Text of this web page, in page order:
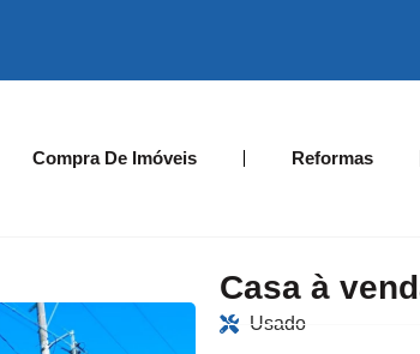
Compra De Imóveis Reformas
Casa à
Usado